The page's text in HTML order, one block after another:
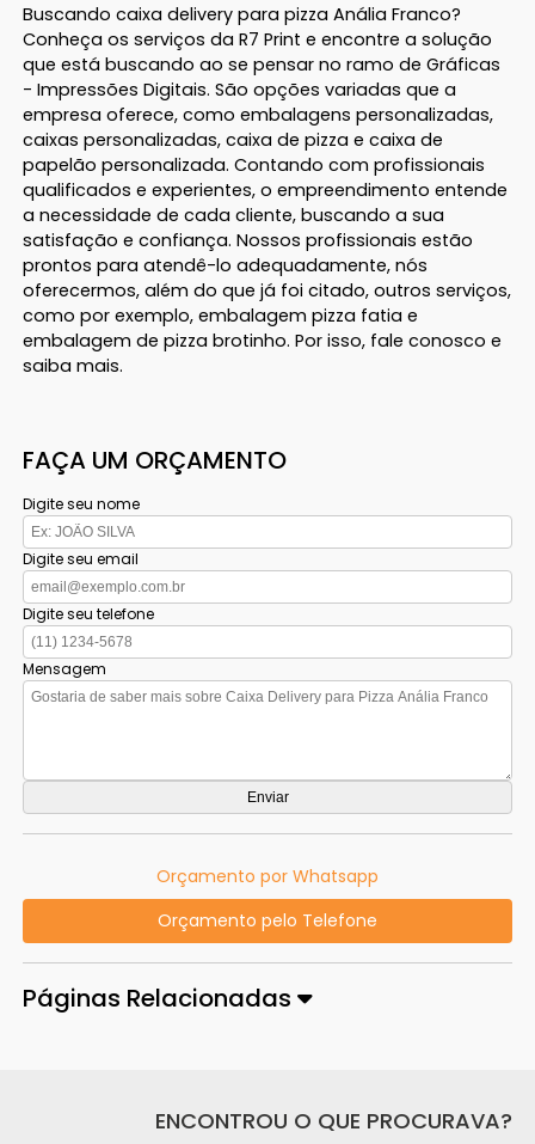
Buscando caixa delivery para pizza Anália Franco?
Conheça os serviços da R7 Print e encontre a solução
que está buscando ao se pensar no ramo de Gráficas
- Impressões Digitais. São opções variadas que a
empresa oferece, como embalagens personalizadas,
caixas personalizadas, caixa de pizza e caixa de
papelão personalizada. Contando com profissionais
qualificados e experientes, o empreendimento entende
a necessidade de cada cliente, buscando a sua
satisfação e confiança. Nossos profissionais estão
prontos para atendê-lo adequadamente, nós
oferecermos, além do que já foi citado, outros serviços,
como por exemplo, embalagem pizza fatia e
embalagem de pizza brotinho. Por isso, fale conosco e
saiba mais.
FAÇA UM ORÇAMENTO
Digite seu nome
Digite seu email
Digite seu telefone
Mensagem
Orçamento por Whatsapp
Orçamento pelo Telefone
Páginas Relacionadas
ENCONTROU O QUE PROCURAVA?